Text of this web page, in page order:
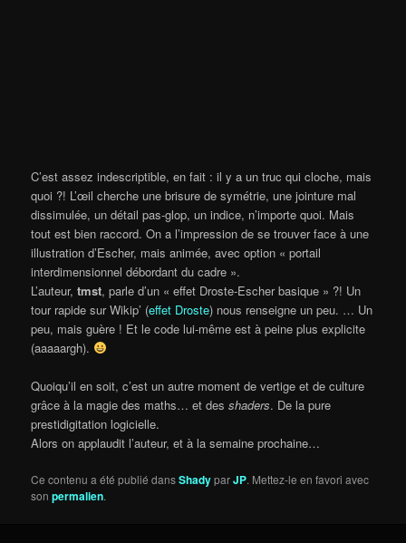
C’est assez indescriptible, en fait : il y a un truc qui cloche, mais
quoi ?! L’œil cherche une brisure de symétrie, une jointure mal
dissimulée, un détail pas-glop, un indice, n’importe quoi. Mais
tout est bien raccord. On a l’impression de se trouver face à une
illustration d’Escher, mais animée, avec option « portail
interdimensionnel débordant du cadre ».
L’auteur,tmst, parle d’un « effet Droste-Escher basique » ?! Un
tour rapide sur Wikip’ (effet Droste) nous renseigne un peu. … Un
peu, mais guère ! Et le code lui-même est à peine plus explicite
(aaaaargh).
Quoiqu’il en soit, c’est un autre moment de vertige et de culture
grâce à la magie des maths… et desshaders. De la pure
prestidigitation logicielle.
Alors on applaudit l’auteur, et à la semaine prochaine…
Ce contenu a été publié dansShadyparJP. Mettez-le en favori avec
sonpermalien.